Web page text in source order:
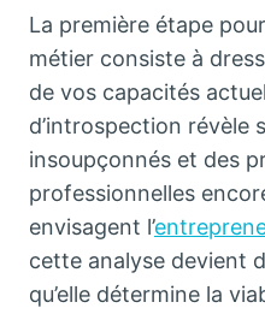
La première étape
métier consiste à
de vos capacités
d’introspection révèle
insoupçonnés et des
professionnelles
envisagent l’
cette analyse devient
qu’elle détermine la